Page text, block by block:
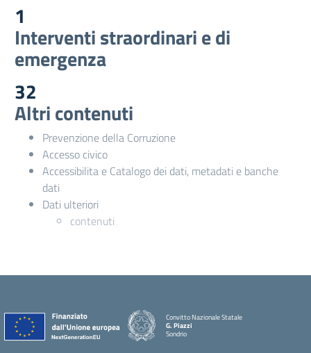
1
Interventi straordinari e di
emergenza
32
Altri contenuti
Prevenzione della Corruzione
Accesso civico
Accessibilita e Catalogo dei dati, metadati e banche
dati
Dati ulteriori
contenuti
Convitto Nazionale Statale
G. Piazzi
Sondrio